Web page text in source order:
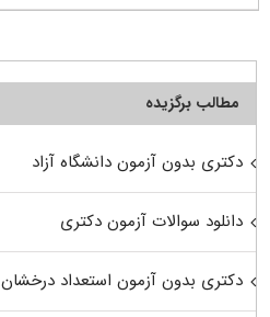
مطالب برگزیده
دکتری بدون آزمون دانشگاه آزاد
دانلود سوالات آزمون دکتری
دکتری بدون آزمون استعداد درخشان